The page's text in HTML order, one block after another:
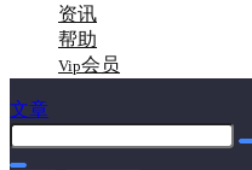
资讯
帮助
Vip会员
文章